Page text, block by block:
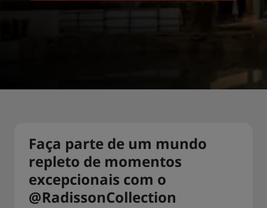
Faça parte de um mundo
repleto de momentos
excepcionais com o
@RadissonCollection